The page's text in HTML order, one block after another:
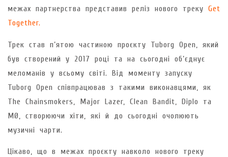
межах партнерства представив реліз нового треку Get
Together.
Трек став п’ятою частиною проєкту Tuborg Open, який
був створений у 2017 році та на сьогодні об’єднує
меломанів у всьому світі. Від моменту запуску
Tuborg Open співпрацював з такими виконавцями, як
The Chainsmokers, Major Lazer, Clean Bandit, Diplo та
MØ, створюючи хіти, які й до сьогодні очолюють
музичні чарти.
Цікаво, що в межах проєкту навколо нового треку